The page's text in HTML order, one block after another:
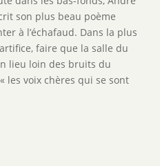
son plus beau poème
à l’échafaud. Dans la plus
faire que la salle du
lieu loin des bruits du
les voix chères qui se sont